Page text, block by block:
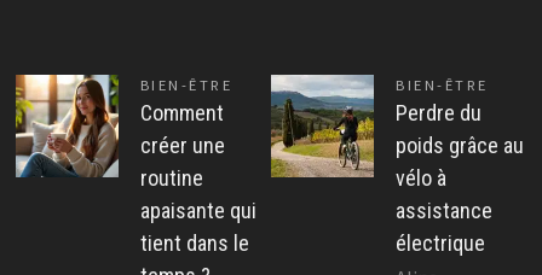
BIEN-ÊTRE
Comment
créer une
routine
apaisante qui
tient dans le
BIEN-ÊTRE
Perdre du
poids grâce au
vélo à
assistance
électrique